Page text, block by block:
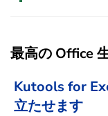
最高の Office
Kutools for
立たせます